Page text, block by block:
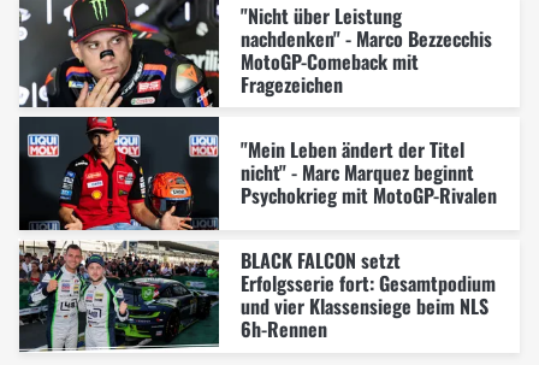
"Nicht über Leistung
nachdenken" - Marco Bezzecchis
MotoGP-Comeback mit
Fragezeichen
"Mein Leben ändert der Titel
nicht" - Marc Marquez beginnt
Psychokrieg mit MotoGP-Rivalen
BLACK FALCON setzt
Erfolgsserie fort: Gesamtpodium
und vier Klassensiege beim NLS
6h-Rennen